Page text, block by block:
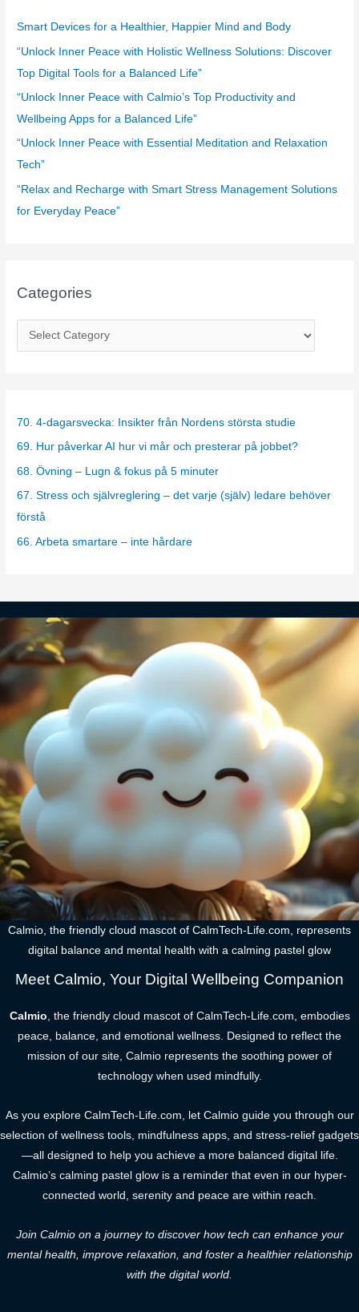
f
o
r
Smart Devices for a Healthier, Happier Mind and Body
“Unlock Inner Peace with Holistic Wellness Solutions: Discover
Top Digital Tools for a Balanced Life”
“Unlock Inner Peace with Calmio’s Top Productivity and
Wellbeing Apps for a Balanced Life”
“Unlock Inner Peace with Essential Meditation and Relaxation
Tech”
“Relax and Recharge with Smart Stress Management Solutions
for Everyday Peace”
Categories
a
g
e
s
70. 4-dagarsvecka: Insikter från Nordens största studie
69. Hur påverkar AI hur vi mår och presterar på jobbet?
68. Övning – Lugn & fokus på 5 minuter
67. Stress och självreglering – det varje (själv) ledare behöver
förstå
66. Arbeta smartare – inte hårdare
Calmio, the friendly cloud mascot of CalmTech-Life.com, represents
digital balance and mental health with a calming pastel glow
Meet Calmio, Your Digital Wellbeing Companion
Calmio, the friendly cloud mascot of CalmTech-Life.com, embodies
peace, balance, and emotional wellness. Designed to reflect the
mission of our site, Calmio represents the soothing power of
technology when used mindfully.
As you explore CalmTech-Life.com, let Calmio guide you through our
selection of wellness tools, mindfulness apps, and stress-relief gadgets
—all designed to help you achieve a more balanced digital life.
Calmio’s calming pastel glow is a reminder that even in our hyper-
connected world, serenity and peace are within reach.
Join Calmio on a journey to discover how tech can enhance your
mental health, improve relaxation, and foster a healthier relationship
with the digital world.